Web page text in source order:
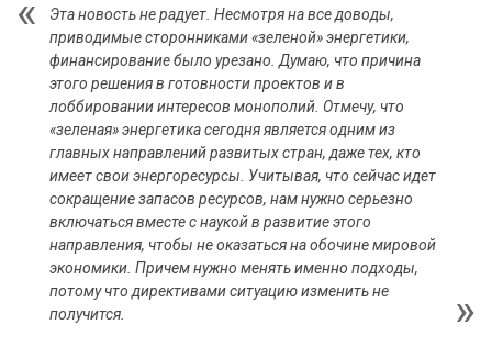
Эта новость не радует. Несмотря на все доводы,
приводимые сторонниками «зеленой» энергетики,
финансирование было урезано. Думаю, что причина
этого решения в готовности проектов и в
лоббировании интересов монополий. Отмечу, что
«зеленая» энергетика сегодня является одним из
главных направлений развитых стран, даже тех, кто
имеет свои энергоресурсы. Учитывая, что сейчас идет
сокращение запасов ресурсов, нам нужно серьезно
включаться вместе с наукой в развитие этого
направления, чтобы не оказаться на обочине мировой
экономики. Причем нужно менять именно подходы,
потому что директивами ситуацию изменить не
получится.